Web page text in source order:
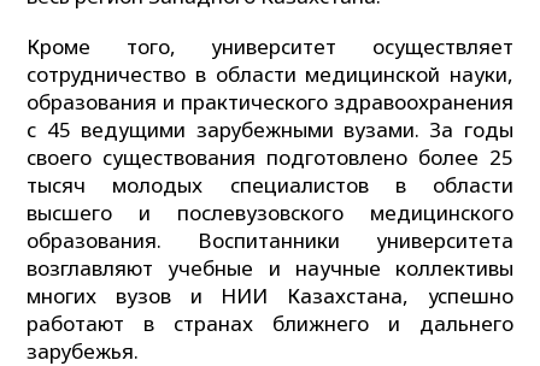
Кроме того, университет осуществляет
сотрудничество в области медицинской науки,
образования и практического здравоохранения
с 45 ведущими зарубежными вузами. За годы
своего существования подготовлено более 25
тысяч молодых специалистов в области
высшего и послевузовского медицинского
образования. Воспитанники университета
возглавляют учебные и научные коллективы
многих вузов и НИИ Казахстана, успешно
работают в странах ближнего и дальнего
зарубежья.